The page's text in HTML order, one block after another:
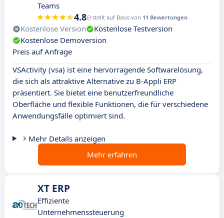
Teams
4.8Erstellt auf Basis von 11 Bewertungen
Kostenlose Version
Kostenlose Testversion
Kostenlose Demoversion
Preis auf Anfrage
VSActivity (vsa) ist eine hervorragende Softwarelösung,
die sich als attraktive Alternative zu B-Appli ERP
präsentiert. Sie bietet eine benutzerfreundliche
Oberfläche und flexible Funktionen, die für verschiedene
Anwendungsfälle optimiert sind.
Mehr Details anzeigen
Mehr erfahren
XT ERP
Effiziente
Unternehmenssteuerung